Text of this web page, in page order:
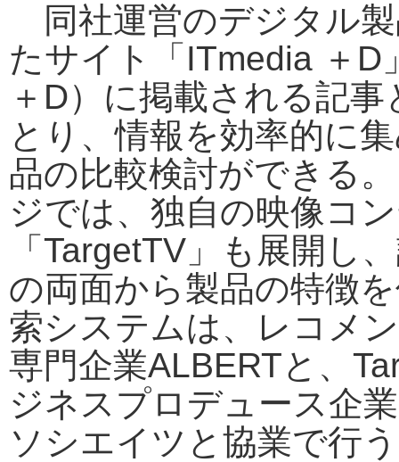
同社運営のデジタル
たサイト「ITmedia ＋D
＋D）に掲載される記
とり、情報を効率的に
品の比較検討ができる
ジでは、独自の映像コ
「TargetTV」も展開し
の両面から製品の特徴
索システムは、レコメ
専門企業ALBERTと、
ジネスプロデュース企
ソシエイツと協業で行